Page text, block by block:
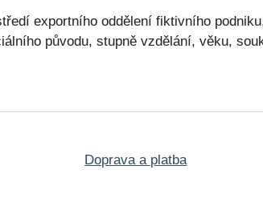
exportního oddělení fiktivního
původu, stupně vzdělání, věku,
Doprava a platba